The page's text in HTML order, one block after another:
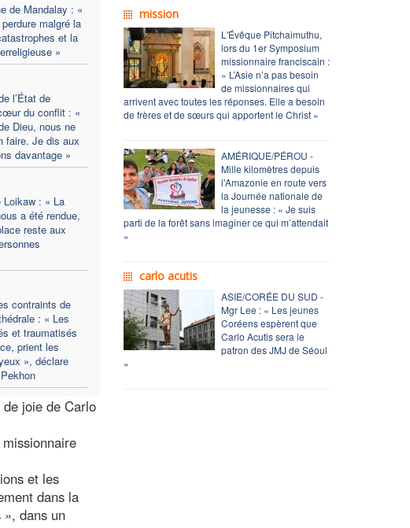
de Mandalay : «
malgré la
et la
»
l’État de
du conflit : «
Dieu, nous ne
faire. Je dis aux
davantage »
Loikaw : « La
a été rendue,
reste aux
contraints de
: « Les
et traumatisés
prient les
», déclare
joie de Carlo
et les
dans la
dans un
mission
L'Évêque Pitchaimuthu,
lors du 1er Symposium
missionnaire franciscain :
« L’Asie n’a pas besoin
de missionnaires qui
arrivent avec toutes les réponses. Elle a besoin
de frères et de sœurs qui apportent le Christ »
AMÉRIQUE/PÉROU -
Mille kilomètres depuis
l’Amazonie en route vers
la Journée nationale de
la jeunesse : « Je suis
parti de la forêt sans imaginer ce qui m’attendait
»
carlo acutis
ASIE/CORÉE DU SUD -
Mgr Lee : « Les jeunes
Coréens espèrent que
Carlo Acutis sera le
patron des JMJ de Séoul
»